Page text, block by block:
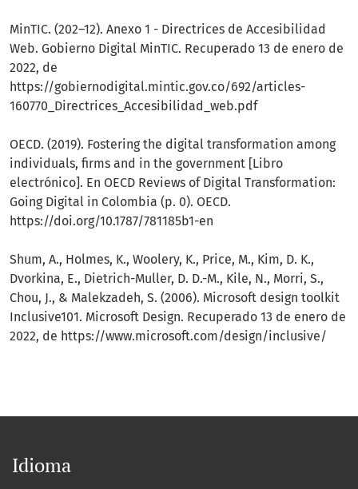
MinTIC. (202–12). Anexo 1 - Directrices de Accesibilidad
Web. Gobierno Digital MinTIC. Recuperado 13 de enero de
2022, de
https://gobiernodigital.mintic.gov.co/692/articles-
160770_Directrices_Accesibilidad_web.pdf
OECD. (2019). Fostering the digital transformation among
individuals, firms and in the government [Libro
electrónico]. En OECD Reviews of Digital Transformation:
Going Digital in Colombia (p. 0). OECD.
https://doi.org/10.1787/781185b1-en
Shum, A., Holmes, K., Woolery, K., Price, M., Kim, D. K.,
Dvorkina, E., Dietrich-Muller, D. D.-M., Kile, N., Morri, S.,
Chou, J., & Malekzadeh, S. (2006). Microsoft design toolkit
Inclusive101. Microsoft Design. Recuperado 13 de enero de
2022, de https://www.microsoft.com/design/inclusive/
Idioma